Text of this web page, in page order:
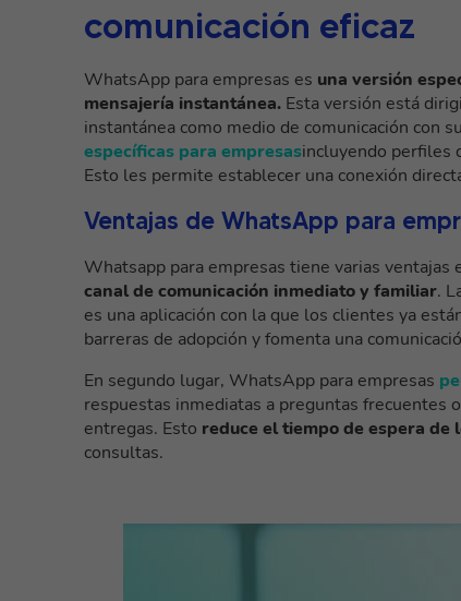
comunicación eficaz
WhatsApp para empresas es una versión
mensajería instantánea. Esta versión está
instantánea como medio de comunicación con
específicas para empresasincluyendo perfiles
Esto les permite establecer una conexión
Ventajas de WhatsApp para
Whatsapp para empresas tiene varias
canal de comunicación inmediato y familiar.
es una aplicación con la que los clientes ya
barreras de adopción y fomenta una
En segundo lugar, WhatsApp para empresas
respuestas inmediatas a preguntas frecuentes
entregas. Esto reduce el tiempo de espera de
consultas.